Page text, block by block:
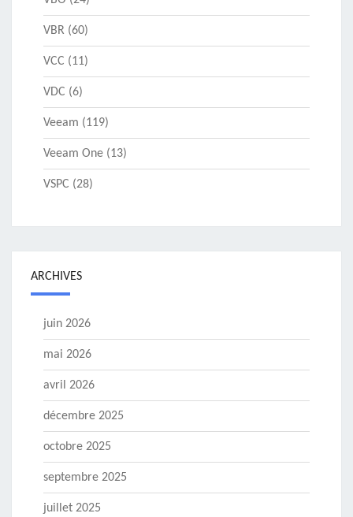
VBR (60)
VCC (11)
VDC (6)
Veeam (119)
Veeam One (13)
VSPC (28)
ARCHIVES
juin 2026
mai 2026
avril 2026
décembre 2025
octobre 2025
septembre 2025
juillet 2025